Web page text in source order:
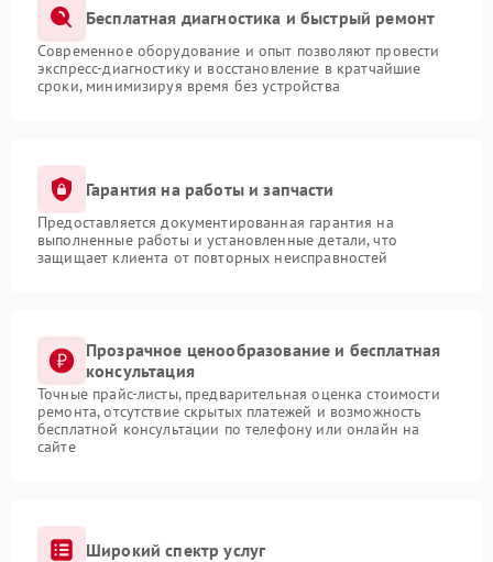
Бесплатная диагностика и быстрый ремонт
Современное оборудование и опыт позволяют провести
экспресс-диагностику и восстановление в кратчайшие
сроки, минимизируя время без устройства
Гарантия на работы и запчасти
Предоставляется документированная гарантия на
выполненные работы и установленные детали, что
защищает клиента от повторных неисправностей
Прозрачное ценообразование и бесплатная
консультация
Точные прайс-листы, предварительная оценка стоимости
ремонта, отсутствие скрытых платежей и возможность
бесплатной консультации по телефону или онлайн на
сайте
Широкий спектр услуг